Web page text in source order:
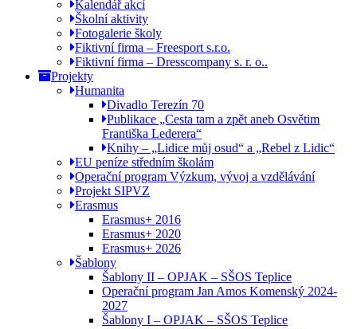
Kalendář akcí
Školní aktivity
Fotogalerie školy
Fiktivní firma – Freesport s.r.o.
Fiktivní firma – Dresscompany s. r. o..
Projekty
Humanita
Divadlo Terezín 70
Publikace „Cesta tam a zpět aneb Osvětim
Františka Lederera“
Knihy – „Lidice můj osud“ a „Rebel z Lidic“
EU peníze středním školám
Operační program Výzkum, vývoj a vzdělávání
Projekt SIPVZ
Erasmus
Erasmus+ 2016
Erasmus+ 2020
Erasmus+ 2026
Šablony
Šablony II – OPJAK – SŠOS Teplice
Operační program Jan Amos Komenský 2024-
2027
Šablony I – OPJAK – SŠOS Teplice